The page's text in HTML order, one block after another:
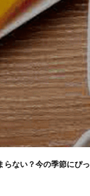
らない？今の季節にぴ